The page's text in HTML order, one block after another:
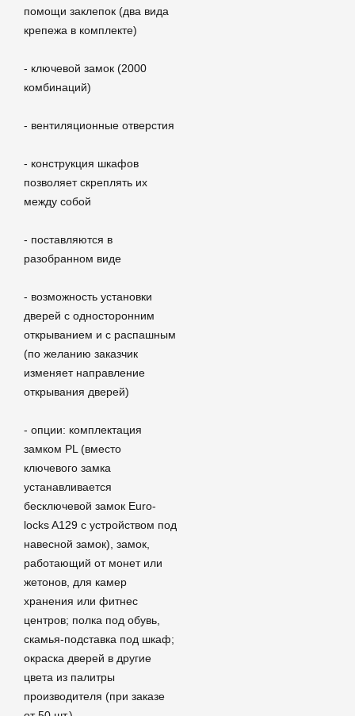
помощи заклепок (два вида
крепежа в комплекте)
- ключевой замок (2000
комбинаций)
- вентиляционные отверстия
- конструкция шкафов
позволяет скреплять их
между собой
- поставляются в
разобранном виде
- возможность установки
дверей с односторонним
открыванием и с распашным
(по желанию заказчик
изменяет направление
открывания дверей)
- опции: комплектация
замком PL (вместо
ключевого замка
устанавливается
бесключевой замок Euro-
locks A129 с устройством под
навесной замок), замок,
работающий от монет или
жетонов, для камер
хранения или фитнес
центров; полка под обувь,
скамья-подставка под шкаф;
окраска дверей в другие
цвета из палитры
производителя (при заказе